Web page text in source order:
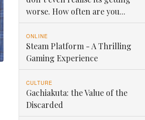
worse. How often are you...
ONLINE
Steam Platform - A Thrilling
Gaming Experience
CULTURE
Gachiakuta: the Value of the
Discarded